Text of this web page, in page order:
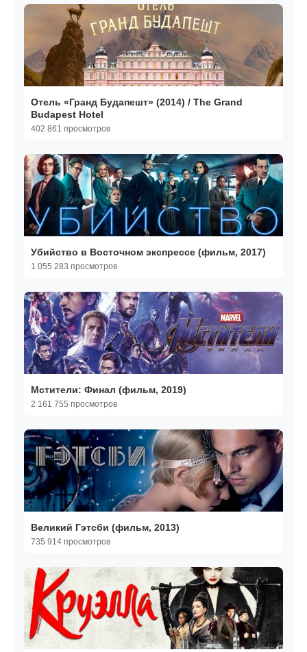
Отель «Гранд Будапешт» (2014) / The Grand
Budapest Hotel
402 861 просмотров
Убийство в Восточном экспрессе (фильм, 2017)
1 055 283 просмотров
Мстители: Финал (фильм, 2019)
2 161 755 просмотров
Великий Гэтсби (фильм, 2013)
735 914 просмотров